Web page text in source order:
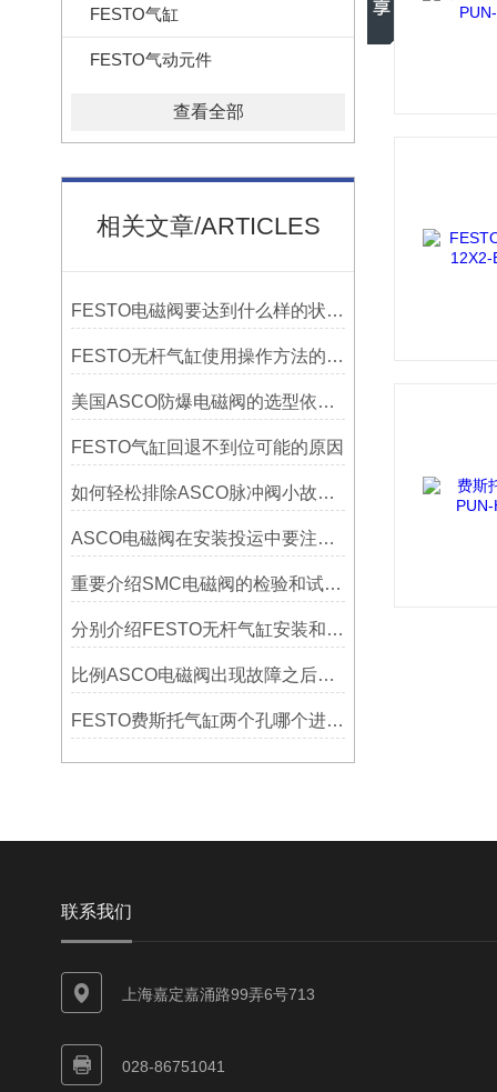
FESTO气缸
FESTO气动元件
查看全部
相关文章/ARTICLES
FESTO电磁阀要达到什么样的状况才会正常工作？
FESTO无杆气缸使用操作方法的对比
美国ASCO防爆电磁阀的选型依据有哪些？
FESTO气缸回退不到位可能的原因
如何轻松排除ASCO脉冲阀小故障？
ASCO电磁阀在安装投运中要注意哪些事项？
重要介绍SMC电磁阀的检验和试验规定
分别介绍FESTO无杆气缸安装和使用的正确方法
比例ASCO电磁阀出现故障之后怎么办？
FESTO费斯托气缸两个孔哪个进气,哪个出气
联系我们
上海嘉定嘉涌路99弄6号713
028-86751041